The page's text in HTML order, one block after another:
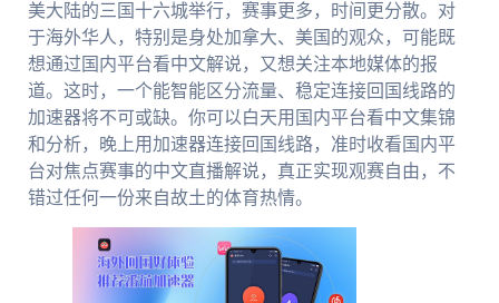
美大陆的三国十六城举行，赛事更多，时间更分散。对
于海外华人，特别是身处加拿大、美国的观众，可能既
想通过国内平台看中文解说，又想关注本地媒体的报
道。这时，一个能智能区分流量、稳定连接回国线路的
加速器将不可或缺。你可以白天用国内平台看中文集锦
和分析，晚上用加速器连接回国线路，准时收看国内平
台对焦点赛事的中文直播解说，真正实现观赛自由，不
错过任何一份来自故土的体育热情。